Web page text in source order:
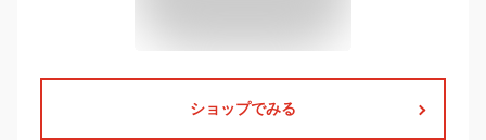
ショップでみる